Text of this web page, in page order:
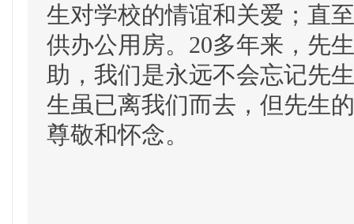
生对学校的情谊和关爱；直
供办公用房。20多年来，先
助，我们是永远不会忘记先
生虽已离我们而去，但先生
尊敬和怀念。